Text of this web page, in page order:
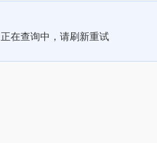
正在查询中，请刷新重试